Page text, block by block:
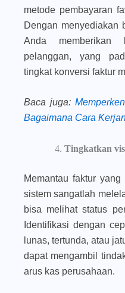
metode pembayaran
Dengan menyediakan
Anda memberikan
pelanggan, yang
tingkat konversi faktur
Baca juga:
Bagaimana Cara
Tingkatkan
Memantau faktur
sistem sangatlah
bisa melihat status
Identifikasi dengan
lunas, tertunda, atau
dapat mengambil
arus kas perusahaan.